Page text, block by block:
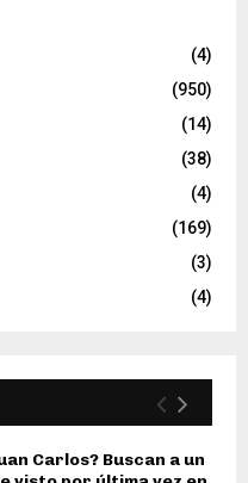
(4)
(950)
(14)
(38)
(4)
(169)
(3)
(4)
Carlos? Buscan a un